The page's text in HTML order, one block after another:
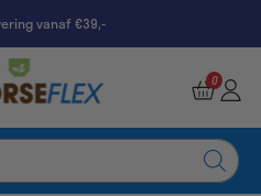
vanaf €39,-
7246 Reviews
0